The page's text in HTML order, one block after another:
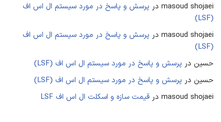
masoud shojaei در پرسش و پاسخ در مورد سیستم ال اس اف
(LSF)
masoud shojaei در پرسش و پاسخ در مورد سیستم ال اس اف
(LSF)
حسین در پرسش و پاسخ در مورد سیستم ال اس اف (LSF)
حسین در پرسش و پاسخ در مورد سیستم ال اس اف (LSF)
masoud shojaei در قیمت سازه و اسکلت ال اس اف LSF